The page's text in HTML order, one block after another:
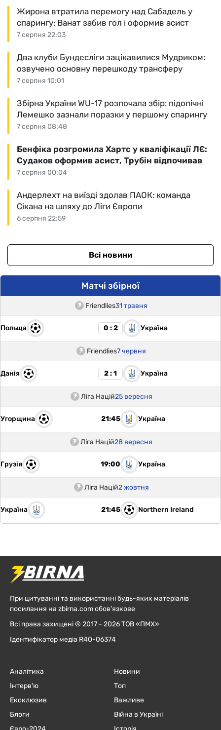
7 серпня 22:03
Жирона втратила перемогу над Сабадель у
спарингу: Ванат забив гол і оформив асист
7 серпня 10:01
Два клуби Бундесліги зацікавилися Мудриком:
озвучено основну перешкоду трансферу
7 серпня 08:48
Збірна України WU-17 розпочала збір: підопічні
Лемешко зазнали поразки у першому спарингу
7 серпня 00:04
Бенфіка розгромила Хартс у кваліфікації ЛЄ:
Судаков оформив асист, Трубін відпочивав
6 серпня 22:59
Андерлехт на виїзді здолав ПАОК: команда
Сікана на шляху до Ліги Європи
Всі новини
Матчі збірної
Friendlies31 травня
Польща 0 : 2 Україна
Friendlies7 червня
Данія 2 : 1 Україна
Ліга Націй25 вересня
Угорщина 21:45 Україна
Ліга Націй28 вересня
Грузія 19:00 Україна
Ліга Націй2 жовтня
Україна 21:45 Northern Ireland
При цитуванні та використанні будь-яких матеріалів
посилання на zbirna.com обов'язкове
Всі права захищені © 2017 - 2026 ТОВ «ПМХ»
Ідентифікатор медіа R40-06374
Аналітика
Інтерв'ю
Ексклюзив
Блоги
Новини
Топ
Важливе
Війна в Україні